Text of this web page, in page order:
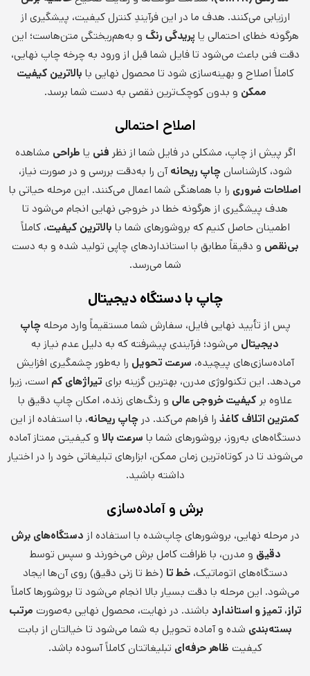
ارزیابی می‌کنند. هدف ما در این فرآیندِ کنترل کیفیت، پیشگیری از
هرگونه خطای احتمالی یا پریدگی رنگ و به‌هم‌ریختگی متن‌هاست؛ این
دقت فنی باعث می‌شود تا فایل شما قبل از ورود به چرخه چاپ نهایی،
کاملاً اصلاح و بهینه‌سازی شود تا محصول نهایی با بالاترین کیفیت
ممکن و بدون کوچک‌ترین نقصی به دست شما برسد.
اصلاح احتمالی
اگر پیش از چاپ، مشکلی در فایل شما از نظر فنی یا طراحی مشاهده
شود، کارشناسانچاپ ریحانهآن را به‌دقت بررسی و در صورت نیاز،
اصلاحات ضروری را با هماهنگی شما اعمال می‌کنند. این مرحله حیاتی با
هدف پیشگیری از هرگونه خطا در خروجی نهایی انجام می‌شود تا
اطمینان حاصل کنیم که بروشورهای شما با بالاترین کیفیت، کاملاً
بی‌نقص و دقیقاً مطابق با استانداردهای چاپی تولید شده و به دست
شما می‌رسد.
چاپ با دستگاه دیجیتال
پس از تأیید نهایی فایل، سفارش شما مستقیماً وارد مرحلهچاپ
دیجیتال می‌شود؛ فرآیندی پیشرفته که به دلیل عدم نیاز به
آماده‌سازی‌های پیچیده، سرعت تحویل را به‌طور چشمگیری افزایش
می‌دهد. این تکنولوژی مدرن، بهترین گزینه برای تیراژهای کم است، زیرا
علاوه بر کیفیت خروجی عالی و رنگ‌های زنده، امکان چاپ دقیق با
کمترین اتلاف کاغذ را فراهم می‌کند. در چاپ ریحانه، با استفاده از این
دستگاه‌های به‌روز، بروشورهای شما با سرعت بالا و کیفیتی ممتاز آماده
می‌شوند تا در کوتاه‌ترین زمان ممکن، ابزارهای تبلیغاتی خود را در اختیار
داشته باشید.
برش و آماده‌سازی
در مرحله نهایی، بروشورهای چاپ‌شده با استفاده از دستگاه‌های برش
دقیق و مدرن، با ظرافت کامل برش می‌خورند و سپس توسط
دستگاه‌های اتوماتیک،خط تا (خط تا زنی دقیق) روی آن‌ها ایجاد
می‌شود. این مرحله با دقت بسیار بالا انجام می‌شود تا بروشورها کاملاً
تراز، تمیز و استاندارد باشند. در نهایت، محصول نهایی به‌صورت مرتب
بسته‌بندی شده و آماده تحویل به شما می‌شود تا خیالتان از بابت
کیفیت ظاهر حرفه‌ای تبلیغاتتان کاملاً آسوده باشد.